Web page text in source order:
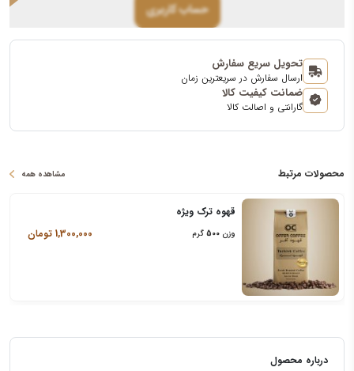
حساب کاربری
تحویل سریع سفارش
ارسال سفارش در سریعترین زمان
ضمانت کیفیت کالا
گارانتی و اصالت کالا
محصولات مرتبط مشاهده همه
قهوه ترک ویژه
وزن 500 گرم 1,300,000 تومان
درباره محصول